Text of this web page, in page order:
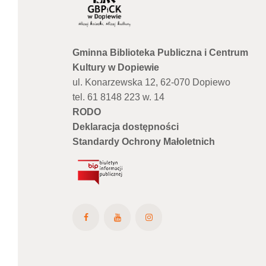
Gminna Biblioteka Publiczna i Centrum
Kultury w Dopiewie
ul. Konarzewska 12, 62-070 Dopiewo
tel. 61 8148 223 w. 14
RODO
Deklaracja dostępności
Standardy Ochrony Małoletnich